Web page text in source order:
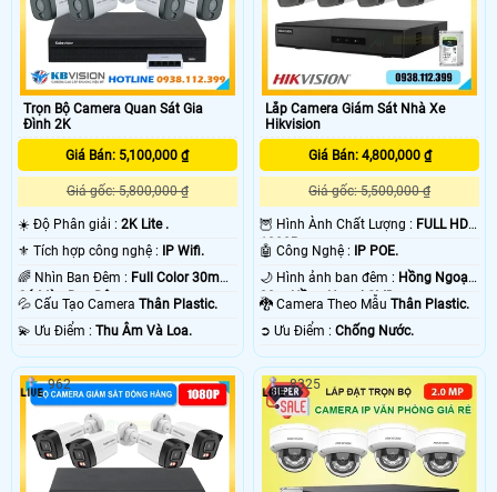
Trọn Bộ Camera Quan Sát Gia
Đình 2K
Giá Bán: 5,100,000 ₫
Giá gốc: 5,800,000 ₫
☀️ Độ Phân giải : 2K Lite .
⚜️ Tích hợp công nghệ :
IP Wifi.
🌈 Nhìn Ban Đêm : Full Color 30m
Có Màu Ban Ðêm.
💦 Cấu Tạo Camera Thân Plastic.
️💫 Ưu Điểm : Thu Âm Và Loa.
Lắp Camera Giám Sát Nhà Xe
Hikvision
Giá Bán: 4,800,000 ₫
Giá gốc: 5,500,000 ₫
🦉 Hình Ành Chất Lượng : FULL HD
1080P .
🤖️ Công Nghệ :
IP POE.
🌙 Hình ảnh ban đêm : Hồng Ngoại
20m Hồng Ngoại SMD.
🐉️ Camera Theo MẫuThân Plastic.
️➲ Ưu Điểm :Chống Nước.
962 8325